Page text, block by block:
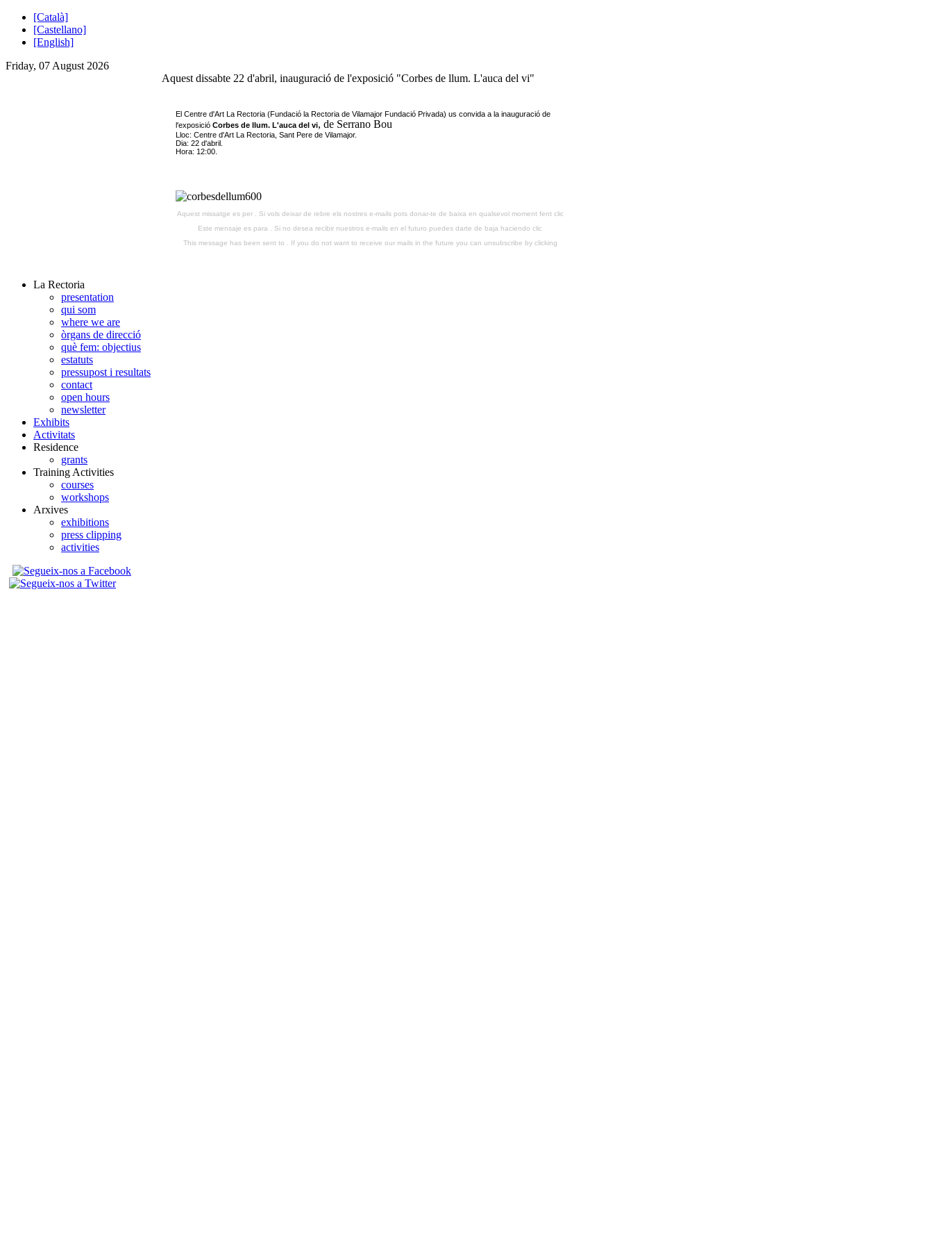
[Català]
[Castellano]
[English]
Friday, 07 August 2026
Aquest dissabte 22 d'abril, inauguració de l'exposició "Corbes de llum. L'auca del vi"
El Centre d'Art La Rectoria (Fundació la Rectoria de Vilamajor Fundació Privada) us convida a la inauguració de
l'exposició Corbes de llum. L'auca del vi, de Serrano Bou
Lloc: Centre d'Art La Rectoria, Sant Pere de Vilamajor.
Dia: 22 d'abril.
Hora: 12:00.
Aquest missatge es per . Si vols deixar de rebre els nostres e-mails pots donar-te de baixa en qualsevol moment fent clic
Este mensaje es para . Si no desea recibir nuestros e-mails en el futuro puedes darte de baja haciendo clic
This message has been sent to . If you do not want to receive our mails in the future you can unsubscribe by clicking
La Rectoria
presentation
qui som
where we are
òrgans de direcció
què fem: objectius
estatuts
pressupost i resultats
contact
open hours
newsletter
Exhibits
Activitats
Residence
grants
Training Activities
courses
workshops
Arxives
exhibitions
press clipping
activities